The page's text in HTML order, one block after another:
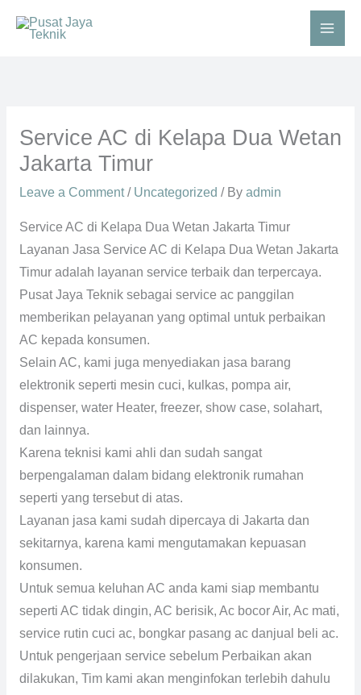
Service AC di Kelapa Dua Wetan
Jakarta Timur
Leave a Comment / Uncategorized / By admin
Service AC di Kelapa Dua Wetan Jakarta Timur
Layanan Jasa Service AC di Kelapa Dua Wetan Jakarta
Timur adalah layanan service terbaik dan terpercaya.
Pusat Jaya Teknik sebagai service ac panggilan
memberikan pelayanan yang optimal untuk perbaikan
AC kepada konsumen.
Selain AC, kami juga menyediakan jasa barang
elektronik seperti mesin cuci, kulkas, pompa air,
dispenser, water Heater, freezer, show case, solahart,
dan lainnya.
Karena teknisi kami ahli dan sudah sangat
berpengalaman dalam bidang elektronik rumahan
seperti yang tersebut di atas.
Layanan jasa kami sudah dipercaya di Jakarta dan
sekitarnya, karena kami mengutamakan kepuasan
konsumen.
Untuk semua keluhan AC anda kami siap membantu
seperti AC tidak dingin, AC berisik, Ac bocor Air, Ac mati,
service rutin cuci ac, bongkar pasang ac danjual beli ac.
Untuk pengerjaan service sebelum Perbaikan akan
dilakukan, Tim kami akan menginfokan terlebih dahulu